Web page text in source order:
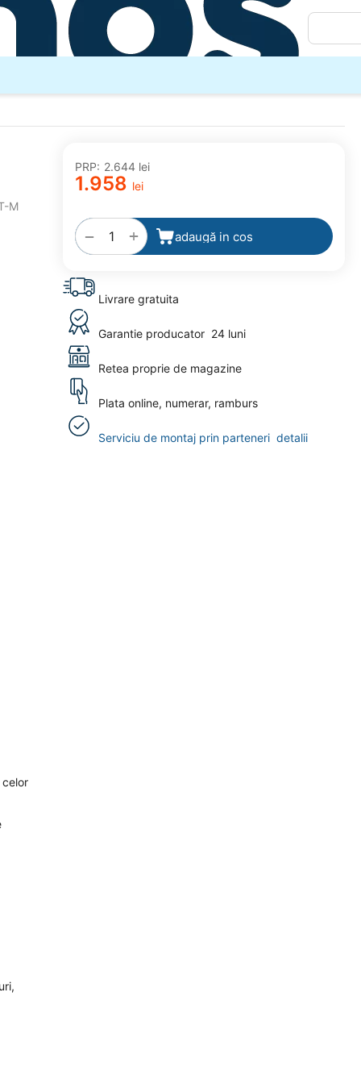
M
PRP: 2.644 lei
1.958 lei
+
− adaugă in cos
la
favorite
Livrare gratuita
Garantie producator 24 luni
Retea proprie de magazine
Plata online, numerar, ramburs
Serviciu de montaj prin parteneri detalii